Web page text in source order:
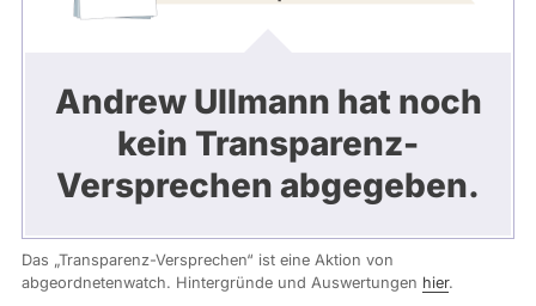
Andrew Ullmann hat noch
kein Transparenz-
Versprechen abgegeben.
Das „Transparenz-Versprechen“ ist eine Aktion von
abgeordnetenwatch. Hintergründe und Auswertungen hier.